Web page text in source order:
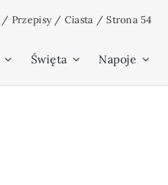
/ Przepisy/ Ciasta /Strona 54
Święta Napoje